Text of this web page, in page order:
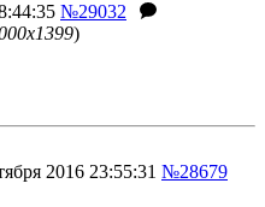
№29032
)
2016 23:55:31 №28679